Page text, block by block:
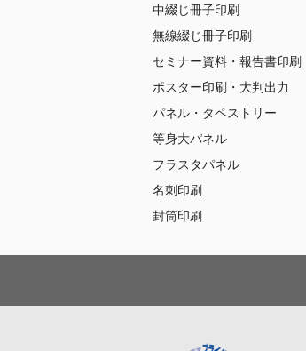
中綴じ冊子印刷
無線綴じ冊子印刷
セミナー資料・報告書印刷
ポスター印刷・大判出力
パネル・タペストリー
等身大パネル
フラスタパネル
名刺印刷
封筒印刷